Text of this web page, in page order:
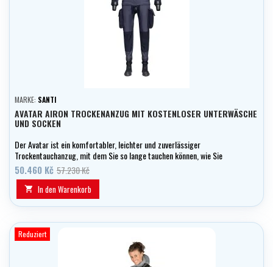
MARKE: SANTI
AVATAR AIRON TROCKENANZUG MIT KOSTENLOSER UNTERWÄSCHE
UND SOCKEN
Der Avatar ist ein komfortabler, leichter und zuverlässiger
Trockentauchanzug, mit dem Sie so lange tauchen können, wie Sie
wollen, sowohl in den tropischen als auch in den arktischen
Gewässern unseres Planeten, wo Sie die Unterwasserwelt ohne
Temperaturbeschränkungen erkunden können.
50.460 Kč 57.230 Kč
 In den Warenkorb
Reduziert